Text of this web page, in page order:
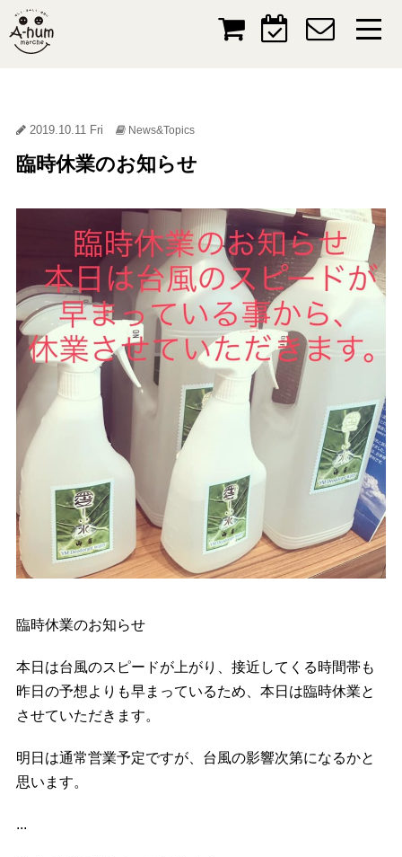
2019.10.11 Fri News&Topics
臨時休業のお知らせ
臨時休業のお知らせ
本日は台風のスピードが上がり、接近してくる時間帯も
昨日の予想よりも早まっているため、本日は臨時休業と
させていただきます。
明日は通常営業予定ですが、台風の影響次第になるかと
思います。
...